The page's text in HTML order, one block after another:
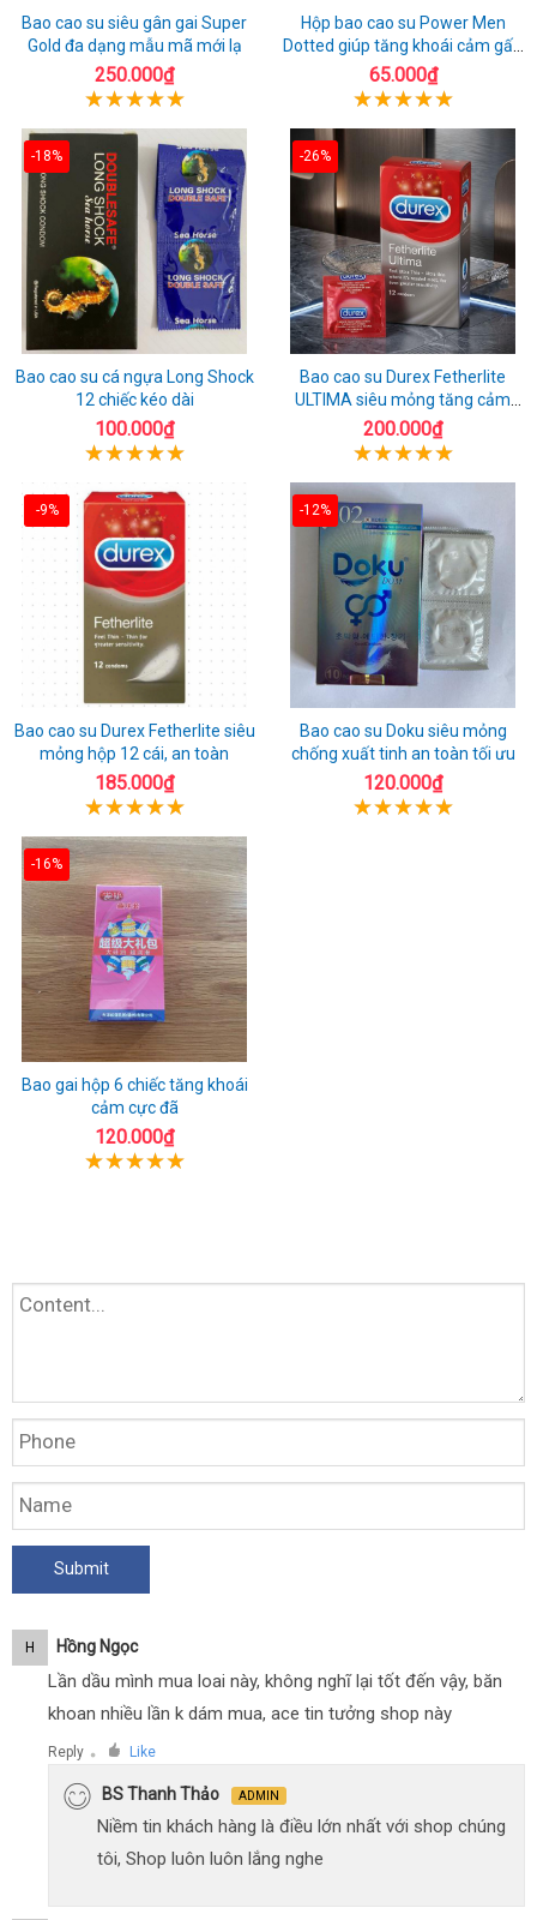
Bao cao su siêu gân gai Super
Gold đa dạng mẫu mã mới lạ
250.000₫
Hộp bao cao su Power Men
Dotted giúp tăng khoái cảm gấp
đôi
65.000₫
-18%
Bao cao su cá ngựa Long Shock
12 chiếc kéo dài
100.000₫
-26%
Bao cao su Durex Fetherlite
ULTIMA siêu mỏng tăng cảm
giác
200.000₫
-9%
Bao cao su Durex Fetherlite siêu
mỏng hộp 12 cái, an toàn
185.000₫
-12%
Bao cao su Doku siêu mỏng
chống xuất tinh an toàn tối ưu
120.000₫
-16%
Bao gai hộp 6 chiếc tăng khoái
cảm cực đã
120.000₫
H Hồng Ngọc
Lần dầu mình mua loai này, không nghĩ lại tốt đến vậy, băn
khoan nhiều lần k dám mua, ace tin tưởng shop này
Reply ● Like
BS Thanh Thảo ADMIN
Niềm tin khách hàng là điều lớn nhất với shop chúng
tôi, Shop luôn luôn lắng nghe